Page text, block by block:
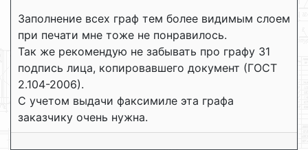
Заполнение всех граф тем более видимым слоем
при печати мне тоже не понравилось.
Так же рекомендую не забывать про графу 31
подпись лица, копировавшего документ (ГОСТ
2.104-2006).
С учетом выдачи факсимиле эта графа
заказчику очень нужна.